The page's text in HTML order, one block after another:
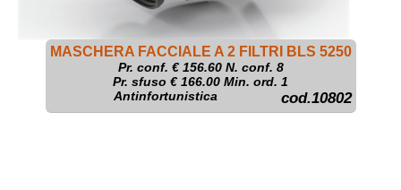
MASCHERA FACCIALE A 2 FILTRI BLS 5250
Pr. conf. €156.60N. conf. 8
Pr. sfuso € 166.00 Min. ord. 1
Antinfortunistica
cod.10802